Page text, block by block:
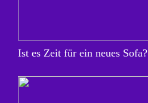
Ist es Zeit für ein neues Sofa?